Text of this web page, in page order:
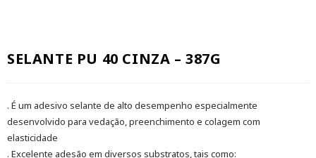
SELANTE PU 40 CINZA – 387G
. É um adesivo selante de alto desempenho especialmente
desenvolvido para vedação, preenchimento e colagem com
elasticidade
. Excelente adesão em diversos substratos, tais como: